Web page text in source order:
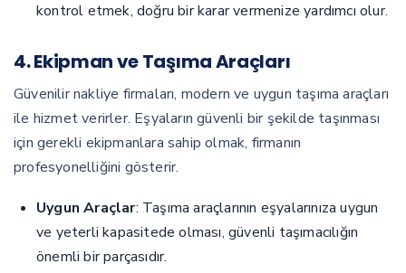
kontrol etmek, doğru bir karar vermenize yardımcı olur.
4. Ekipman ve Taşıma Araçları
Güvenilir nakliye firmaları, modern ve uygun taşıma araçları
ile hizmet verirler. Eşyaların güvenli bir şekilde taşınması
için gerekli ekipmanlara sahip olmak, firmanın
profesyonelliğini gösterir.
Uygun Araçlar: Taşıma araçlarının eşyalarınıza uygun
ve yeterli kapasitede olması, güvenli taşımacılığın
önemli bir parçasıdır.